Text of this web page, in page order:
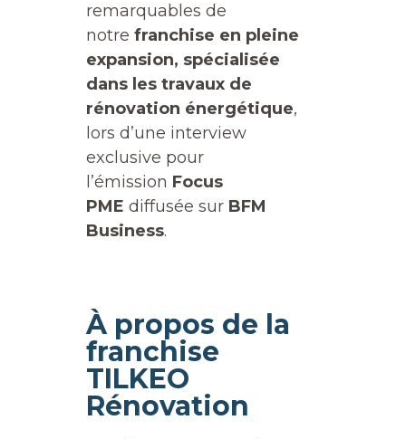
remarquables de
notre franchise en pleine
expansion, spécialisée
dans les travaux de
rénovation énergétique,
lors d’une interview
exclusive pour
l’émission Focus
PME diffusée sur BFM
Business.
À propos de la
franchise
TILKEO
Rénovation